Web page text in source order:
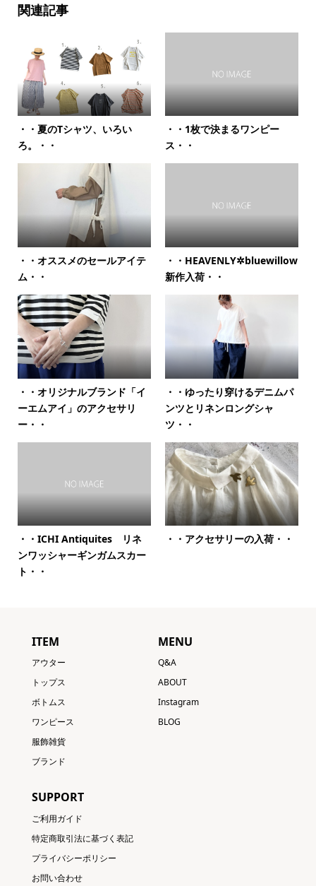
関連記事
・・夏のTシャツ、いろい
ろ。・・
・・1枚で決まるワンピー
ス・・
・・オススメのセールアイテ
ム・・
・・HEAVENLY✲bluewillow
新作入荷・・
・・オリジナルブランド「イ
ーエムアイ」のアクセサリ
ー・・
・・ゆったり穿けるデニムパ
ンツとリネンロングシャ
ツ・・
・・ICHI Antiquites リネ
ンワッシャーギンガムスカー
ト・・
・・アクセサリーの入荷・・
ITEM
アウター
トップス
ボトムス
ワンピース
服飾雑貨
ブランド
MENU
Q&A
ABOUT
Instagram
BLOG
SUPPORT
ご利用ガイド
特定商取引法に基づく表記
プライバシーポリシー
お問い合わせ